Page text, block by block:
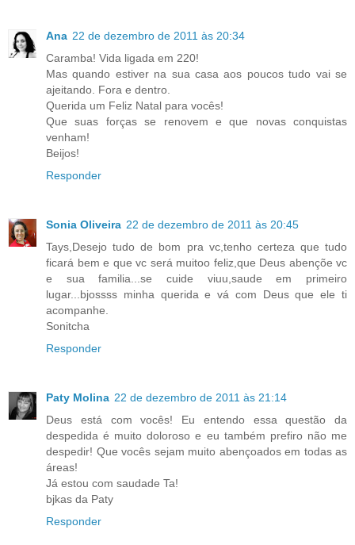
Ana 22 de dezembro de 2011 às 20:34
Caramba! Vida ligada em 220!
Mas quando estiver na sua casa aos poucos tudo vai se
ajeitando. Fora e dentro.
Querida um Feliz Natal para vocês!
Que suas forças se renovem e que novas conquistas
venham!
Beijos!
Responder
Sonia Oliveira 22 de dezembro de 2011 às 20:45
Tays,Desejo tudo de bom pra vc,tenho certeza que tudo
ficará bem e que vc será muitoo feliz,que Deus abençõe vc
e sua familia...se cuide viuu,saude em primeiro
lugar...bjossss minha querida e vá com Deus que ele ti
acompanhe.
Sonitcha
Responder
Paty Molina 22 de dezembro de 2011 às 21:14
Deus está com vocês! Eu entendo essa questão da
despedida é muito doloroso e eu também prefiro não me
despedir! Que vocês sejam muito abençoados em todas as
áreas!
Já estou com saudade Ta!
bjkas da Paty
Responder